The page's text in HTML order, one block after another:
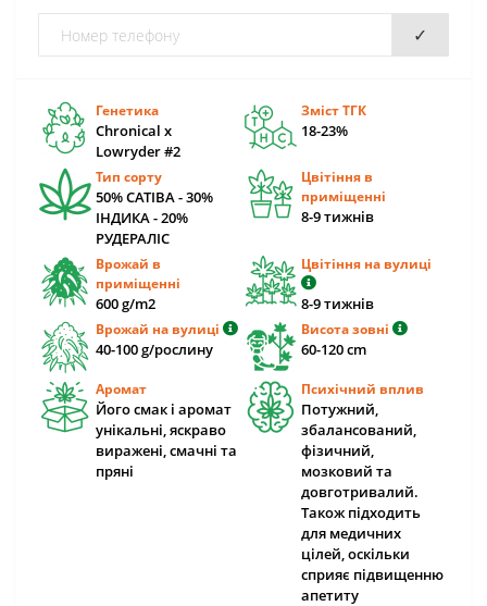
✓
Генетика
Chronical x
Lowryder #2
Зміст ТГК
18-23%
Тип сорту
50% САТІВА - 30%
ІНДИКА - 20%
РУДЕРАЛІС
Цвітіння в
приміщенні
8-9 тижнів
Врожай в
приміщенні
600 g/m2
Цвітіння на вулиці
8-9 тижнів
Врожай на вулиці
40-100 g/рослину
Висота зовні
60-120 cm
Аромат
Його смак і аромат
унікальні, яскраво
виражені, смачні та
пряні
Психічний вплив
Потужний,
збалансований,
фізичний,
мозковий та
довготривалий.
Також підходить
для медичних
цілей, оскільки
сприяє підвищенню
апетиту